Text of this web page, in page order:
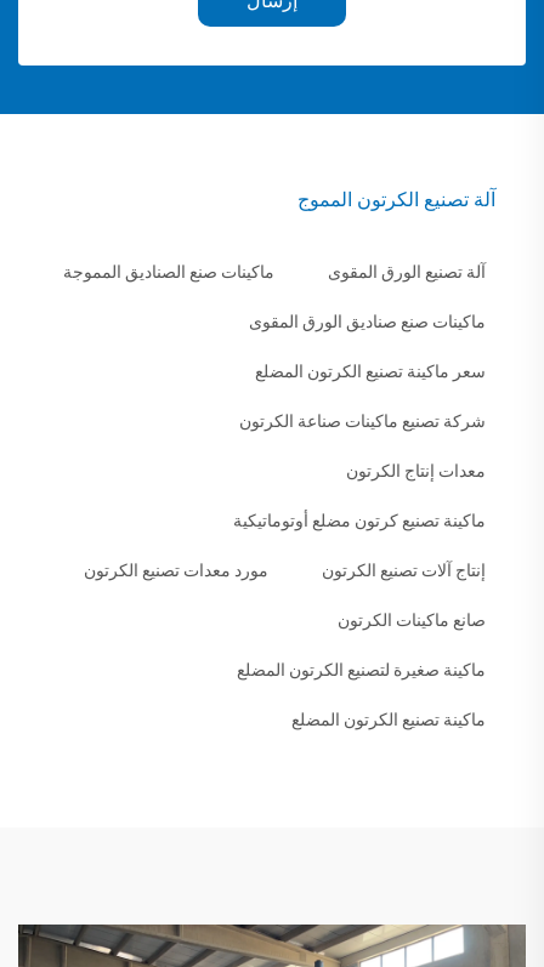
آلة تصنيع الكرتون المموج
آلة تصنيع الورق المقوى ماكينات صنع الصناديق المموجة
ماكينات صنع صناديق الورق المقوى
سعر ماكينة تصنيع الكرتون المضلع
شركة تصنيع ماكينات صناعة الكرتون
معدات إنتاج الكرتون
ماكينة تصنيع كرتون مضلع أوتوماتيكية
إنتاج آلات تصنيع الكرتون مورد معدات تصنيع الكرتون
صانع ماكينات الكرتون
ماكينة صغيرة لتصنيع الكرتون المضلع
ماكينة تصنيع الكرتون المضلع